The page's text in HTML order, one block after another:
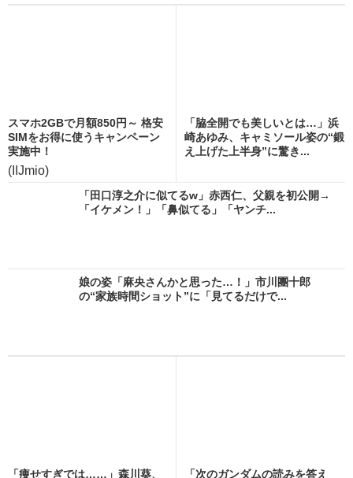
スマホ2GBで月額850円～ 格安
SIMをお得に使うキャンペーン
実施中！
(IIJmio)
「脇全開でも美しいとは…」浜
崎あゆみ、キャミソール姿の“鍛
え上げた上半身”に驚き...
「田口淳之介に似てるw」赤西仁、父親を初公開→
「イケメン！」「鼻似てる」「ヤンチ...
娘の姿「麻央さんかと思った…！」市川團十郎
の“家族時間ショット”に「見てるだけで...
「痩せすぎでは……」森川葵、
「次のガンダムの読みを答え